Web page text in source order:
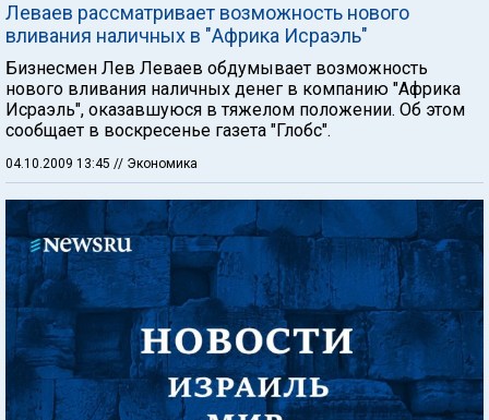
Леваев рассматривает возможность нового
вливания наличных в "Африка Исраэль"
Бизнесмен Лев Леваев обдумывает возможность
нового вливания наличных денег в компанию "Африка
Исраэль", оказавшуюся в тяжелом положении. Об этом
сообщает в воскресенье газета "Глобс".
04.10.2009 13:45 // Экономика